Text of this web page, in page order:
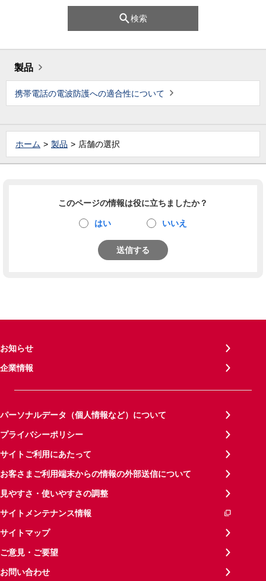
検索
製品
携帯電話の電波防護への適合性について
ホーム 製品 店舗の選択
このページの情報は役に立ちましたか？
はい いいえ
送信する
お知らせ
企業情報
パーソナルデータ（個人情報など）について
プライバシーポリシー
サイトご利用にあたって
お客さまご利用端末からの情報の外部送信について
見やすさ・使いやすさの調整
サイトメンテナンス情報
サイトマップ
ご意見・ご要望
お問い合わせ